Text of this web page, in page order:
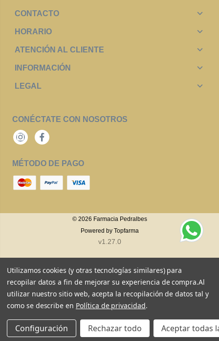
CONTACTO
HORARIO
ATENCIÓN AL CLIENTE
INFORMACIÓN
LEGAL
CONÉCTATE CON NOSOTROS
InstagramFacebook
MÉTODO DE PAGO
© 2026 Farmacia Pedralbes
Powered by Topfarma
v1.27.0
Utilizamos cookies (y otras tecnologías similares) para
recopilar datos a fin de mejorar su experiencia de compra.Al
utilizar nuestro sitio web, acepta la recopilación de datos tal y
como se describe en Política de privacidad.
Configuración Rechazar todo Aceptar todas